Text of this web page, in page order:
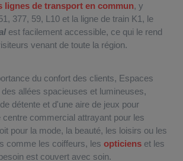
lignes de transport en commun, y
377, 59, L10 et la ligne de train K1, le
est facilement accessible, ce qui le rend
venant de toute la région.
du confort des clients, Espaces
allées spacieuses et lumineuses,
détente et d'une aire de jeux pour
centre commercial attrayant pour les
pour la mode, la beauté, les loisirs ou les
comme les coiffeurs, les opticiens et les
est couvert avec soin.